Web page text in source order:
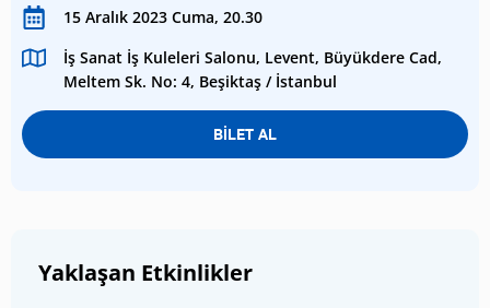
15 Aralık 2023 Cuma, 20.30
İş Sanat İş Kuleleri Salonu, Levent, Büyükdere Cad,
Meltem Sk. No: 4, Beşiktaş / İstanbul
BİLET AL
Yaklaşan Etkinlikler